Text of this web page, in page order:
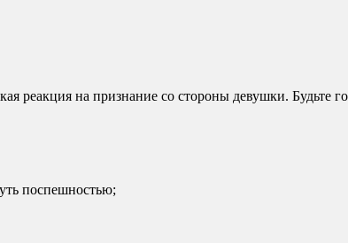
реакция на признание со стороны девушки. Будьте
поспешностью;